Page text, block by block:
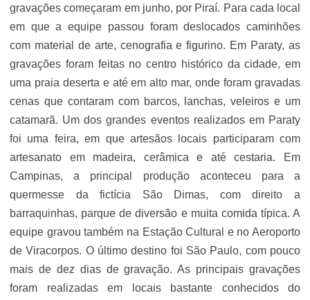
gravações começaram em junho, por Piraí. Para cada local
em que a equipe passou foram deslocados caminhões
com material de arte, cenografia e figurino. Em Paraty, as
gravações foram feitas no centro histórico da cidade, em
uma praia deserta e até em alto mar, onde foram gravadas
cenas que contaram com barcos, lanchas, veleiros e um
catamarã. Um dos grandes eventos realizados em Paraty
foi uma feira, em que artesãos locais participaram com
artesanato em madeira, cerâmica e até cestaria. Em
Campinas, a principal produção aconteceu para a
quermesse da fictícia São Dimas, com direito a
barraquinhas, parque de diversão e muita comida típica. A
equipe gravou também na Estação Cultural e no Aeroporto
de Viracorpos. O último destino foi São Paulo, com pouco
mais de dez dias de gravação. As principais gravações
foram realizadas em locais bastante conhecidos do